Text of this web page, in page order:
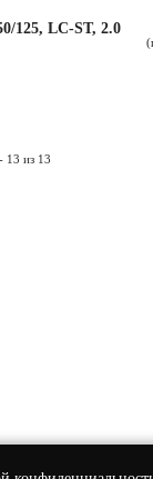
125, LC-ST, 2.0
13 из 13